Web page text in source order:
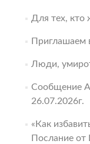
Для тех, кто
Приглашаем
Люди,
Сообщение
26.07.2026г.
«Как
Послание от